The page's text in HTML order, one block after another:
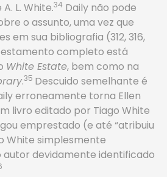
A. L. White.34 Daily não pode
o assunto, uma vez que
em sua bibliografia (312, 316,
completo está
White Estate, bem como na
.35 Descuido semelhante é
erroneamente torna Ellen
livro editado por Tiago White
emprestado (e até “atribuiu
White simplesmente
devidamente identificado